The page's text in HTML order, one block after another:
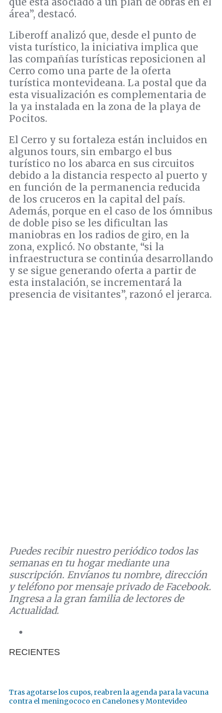
área”, destacó.
Liberoff analizó que, desde el punto de
vista turístico, la iniciativa implica que
las compañías turísticas reposicionen al
Cerro como una parte de la oferta
turística montevideana. La postal que da
esta visualización es complementaria de
la ya instalada en la zona de la playa de
Pocitos.
El Cerro y su fortaleza están incluidos en
algunos tours, sin embargo el bus
turístico no los abarca en sus circuitos
debido a la distancia respecto al puerto y
en función de la permanencia reducida
de los cruceros en la capital del país.
Además, porque en el caso de los ómnibus
de doble piso se les dificultan las
maniobras en los radios de giro, en la
zona, explicó. No obstante, “si la
infraestructura se continúa desarrollando
y se sigue generando oferta a partir de
esta instalación, se incrementará la
presencia de visitantes”, razonó el jerarca.
Puedes recibir nuestro periódico todos las
semanas en tu hogar mediante una
suscripción. Envíanos tu nombre, dirección
y teléfono por mensaje privado de Facebook.
Ingresa a la gran familia de lectores de
Actualidad.
RECIENTES
Tras agotarse los cupos, reabren la agenda para la vacuna
contra el meningococo en Canelones y Montevideo